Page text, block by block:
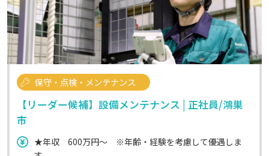
保守・点検・メンテナンス
【リーダー候補】設備メンテナンス | 正社員/鴻巣
市
★年収 600万円〜 ※年齢・経験を考慮して優遇しま